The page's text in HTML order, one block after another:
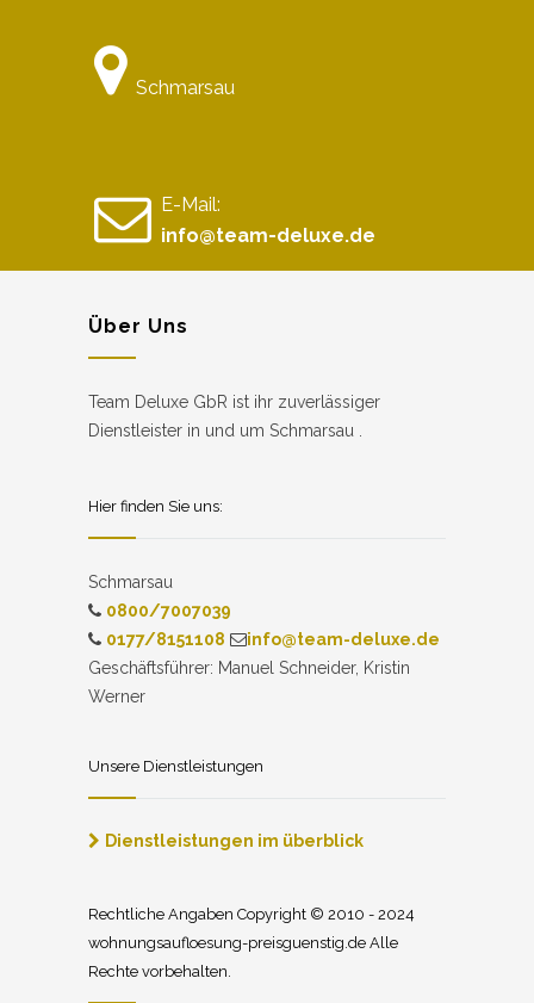
Schmarsau
E-Mail:
info@team-deluxe.de
Über Uns
Team Deluxe GbR ist ihr zuverlässiger
Dienstleister in und um Schmarsau .
Hier finden Sie uns:
Schmarsau
0800/7007039
0177/8151108
info@team-deluxe.de
Geschäftsführer: Manuel Schneider, Kristin
Werner
Unsere Dienstleistungen
Dienstleistungen im überblick
Rechtliche Angaben Copyright © 2010 - 2024
wohnungsaufloesung-preisguenstig.de Alle
Rechte vorbehalten.